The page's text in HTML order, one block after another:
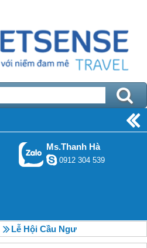
Ms.Thanh Hà
0912 304 539
Lễ Hội Cầu Ngư